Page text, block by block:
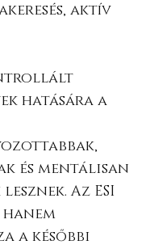
aktív
hatására a
és mentálisan
Az ESI
hanem
a későbbi